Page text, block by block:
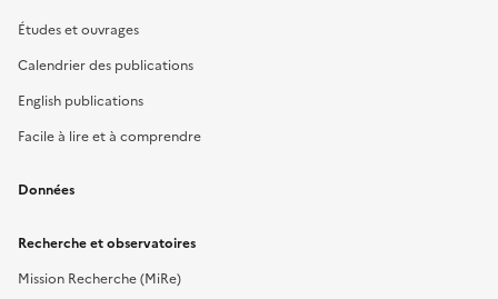
Études et ouvrages
Calendrier des publications
English publications
Facile à lire et à comprendre
Données
Recherche et observatoires
Mission Recherche (MiRe)